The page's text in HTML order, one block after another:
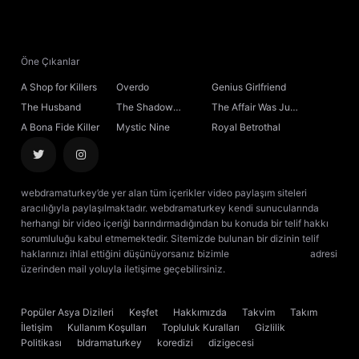
23. Bölüm
24. Bölüm
26. Bölüm
27. Bölüm
29. Bölüm
Öne Çıkanlar
A Shop for Killers Overdo
Genius Girlfriend
The Husband
The Shadow
Sovereign
The Affair Was Just
the Beginning
A Bona Fide Killer Mystic Nine Royal Betrothal
webdramaturkey’de yer alan tüm içerikler video paylaşım siteleri
aracılığıyla paylaşılmaktadır. webdramaturkey kendi sunucularında
herhangi bir video içeriği barındırmadığından bu konuda bir telif hakkı
sorumluluğu kabul etmemektedir. Sitemizde bulunan bir dizinin telif
haklarınızı ihlal ettiğini düşünüyorsanız bizimle
adresi
üzerinden mail yoluyla iletişime geçebilirsiniz.
Popüler Asya Dizileri Keşfet Hakkımızda Takvim
Takım
İletişim
Kullanım Koşulları Topluluk Kuralları
Gizlilik
Politikası
bldramaturkey koredizi
dizigecesi